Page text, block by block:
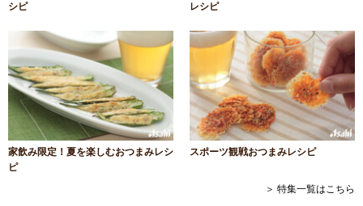
シピ
レシピ
家飲み限定！夏を楽しむおつまみレシ
ピ
スポーツ観戦おつまみレシピ
＞ 特集一覧はこちら